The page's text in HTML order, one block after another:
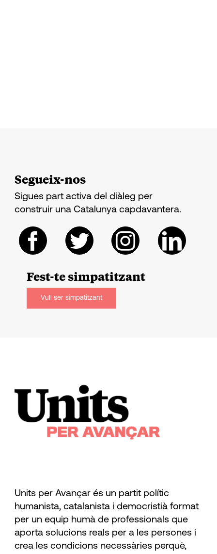
Segueix-nos
Sigues part activa del diàleg per
construir una Catalunya capdavantera.
Fest-tesimpatitzant
Vull ser simpatitzant
Units per Avançar és un partit polític
humanista, catalanista i democristià format
per un equip humà de professionals que
aporta solucions reals per a les persones i
crea les condicions necessàries perquè,